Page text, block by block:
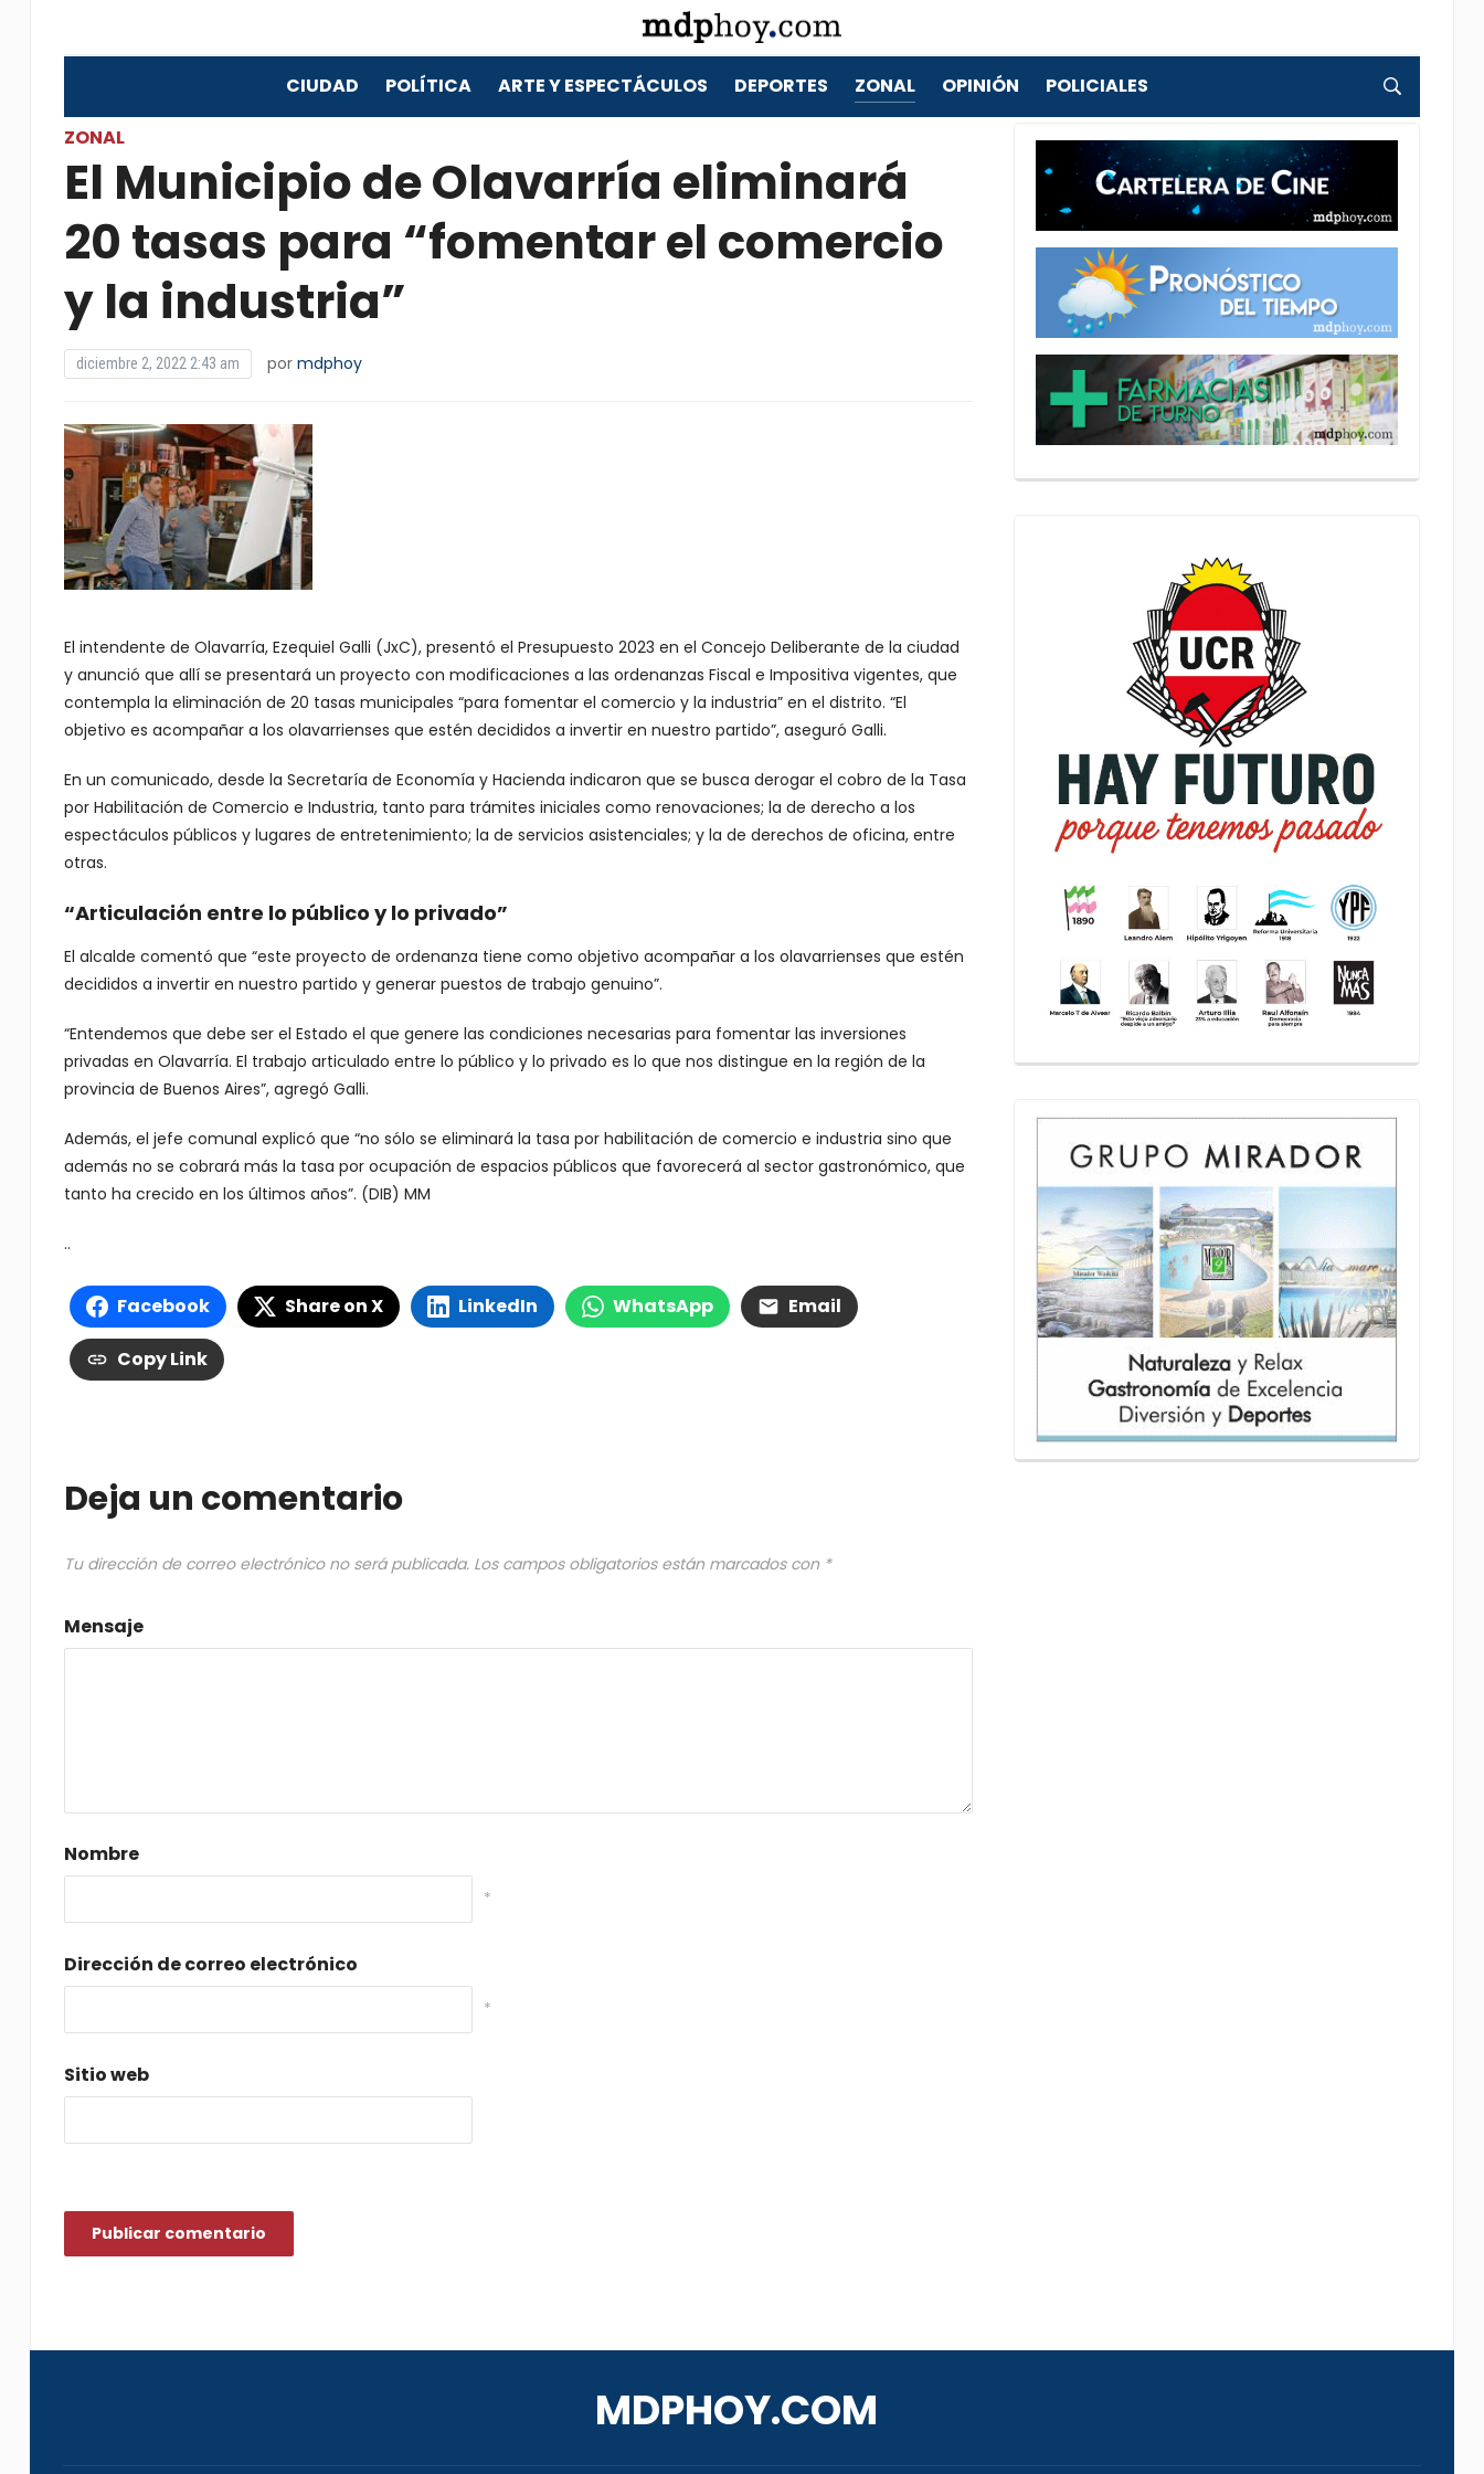
CIUDAD POLÍTICA ARTE Y ESPECTÁCULOS DEPORTES ZONAL OPINIÓN POLICIALES
ZONAL
El Municipio de Olavarría eliminará
20 tasas para “fomentar el comercio
y la industria”
diciembre 2, 2022 2:43 am por mdphoy
El intendente de Olavarría, Ezequiel Galli (JxC), presentó el Presupuesto 2023 en el Concejo Deliberante de la ciudad
y anunció que allí se presentará un proyecto con modificaciones a las ordenanzas Fiscal e Impositiva vigentes, que
contempla la eliminación de 20 tasas municipales “para fomentar el comercio y la industria” en el distrito. “El
objetivo es acompañar a los olavarrienses que estén decididos a invertir en nuestro partido”, aseguró Galli.
En un comunicado, desde la Secretaría de Economía y Hacienda indicaron que se busca derogar el cobro de la Tasa
por Habilitación de Comercio e Industria, tanto para trámites iniciales como renovaciones; la de derecho a los
espectáculos públicos y lugares de entretenimiento; la de servicios asistenciales; y la de derechos de oficina, entre
otras.
“Articulación entre lo público y lo privado”
El alcalde comentó que “este proyecto de ordenanza tiene como objetivo acompañar a los olavarrienses que estén
decididos a invertir en nuestro partido y generar puestos de trabajo genuino”.
“Entendemos que debe ser el Estado el que genere las condiciones necesarias para fomentar las inversiones
privadas en Olavarría. El trabajo articulado entre lo público y lo privado es lo que nos distingue en la región de la
provincia de Buenos Aires”, agregó Galli.
Además, el jefe comunal explicó que “no sólo se eliminará la tasa por habilitación de comercio e industria sino que
además no se cobrará más la tasa por ocupación de espacios públicos que favorecerá al sector gastronómico, que
tanto ha crecido en los últimos años”. (DIB) MM
..
Facebook Share on X LinkedIn WhatsApp Email
Copy Link
Deja un comentario
Tu dirección de correo electrónico no será publicada. Los campos obligatorios están marcados con *
Mensaje
Nombre
*
Dirección de correo electrónico
*
Sitio web
MDPHOY.COM